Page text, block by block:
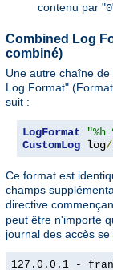
contenu par "0
Combined Log
combiné)
Une autre chaîne
Log Format"
suit :
LogFormat
CustomLog log/
Ce format est
champs
directive
peut être n'importe
journal des accès
127.0.0.1 -